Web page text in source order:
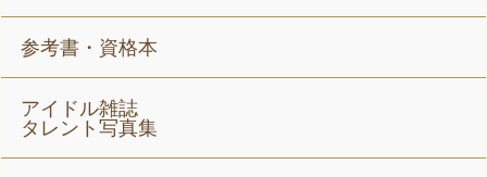
参考書・資格本
アイドル雑誌
タレント写真集